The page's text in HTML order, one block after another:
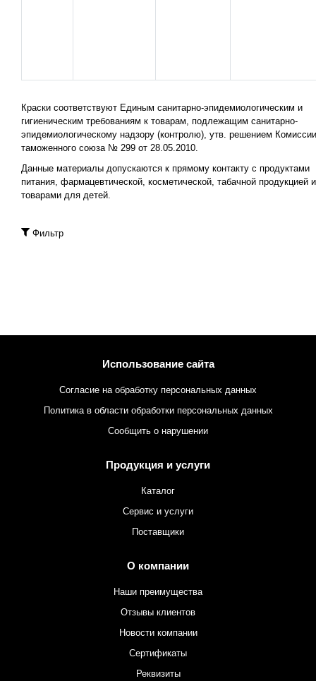
Краски соответствуют Единым санитарно-эпидемиологическим и
гигиеническим требованиям к товарам, подлежащим санитарно-
эпидемиологическому надзору (контролю), утв. решением Комиссии
таможенного союза № 299 от 28.05.2010.
Данные материалы допускаются к прямому контакту с продуктами
питания, фармацевтической, косметической, табачной продукцией и
товарами для детей.
Фильтр
Использование сайта
Согласие на обработку персональных данных
Политика в области обработки персональных данных
Сообщить о нарушении
Продукция и услуги
Каталог
Сервис и услуги
Поставщики
О компании
Наши преимущества
Отзывы клиентов
Новости компании
Сертификаты
Реквизиты